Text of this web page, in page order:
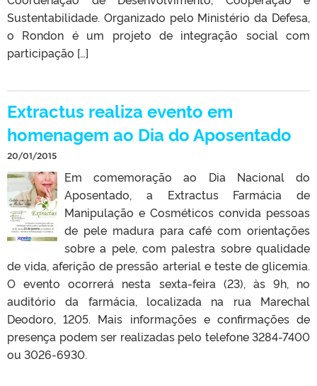
Sustentabilidade. Organizado pelo Ministério da Defesa,
o Rondon é um projeto de integração social com
participação […]
Extractus realiza evento em
homenagem ao Dia do Aposentado
20/01/2015
Em comemoração ao Dia Nacional do
Aposentado, a Extractus Farmácia de
Manipulação e Cosméticos convida pessoas
de pele madura para café com orientações
sobre a pele, com palestra sobre qualidade
de vida, aferição de pressão arterial e teste de glicemia.
O evento ocorrerá nesta sexta-feira (23), às 9h, no
auditório da farmácia, localizada na rua Marechal
Deodoro, 1205. Mais informações e confirmações de
presença podem ser realizadas pelo telefone 3284-7400
ou 3026-6930.